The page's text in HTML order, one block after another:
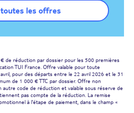
les offres
de réduction par dossier pour les 500 premières
TUI France. Offre valable pour toute
pour des départs entre le 22 avril 2026 et le 31
de 1 000 € TTC par dossier. Offre non
autre code de réduction et valable sous réserve de
pas compte de la réduction. La remise
à l'étape de paiement, dans le champ «